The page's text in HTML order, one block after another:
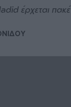
έρχεται